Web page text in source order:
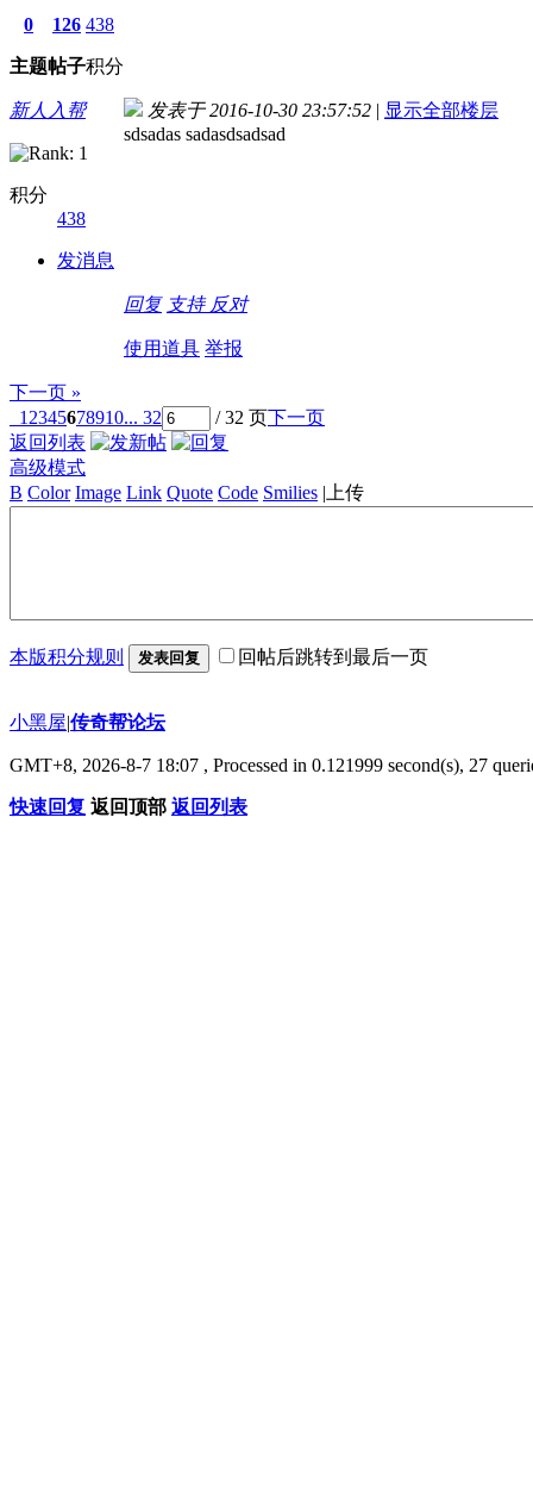
0
主题
126
帖子
438
积分
新人入帮
积分
438
发消息
发表于 2016-10-30 23:57:52 | 显示全部楼层
sdsadas sadasdsadsad
回复 支持 反对
使用道具 举报
下一页 »
1 2345678910... 32 / 32 页下一页
返回列表
高级模式
B Color Image Link Quote Code Smilies | 上传
本版积分规则 发表回复 回帖后跳转到最后一页
小黑屋|传奇帮论坛
GMT+8, 2026-8-7 18:07 , Processed in 0.121999 second(s), 27
快速回复 返回顶部 返回列表